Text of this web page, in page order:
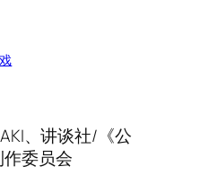
、讲谈社/《公
委员会